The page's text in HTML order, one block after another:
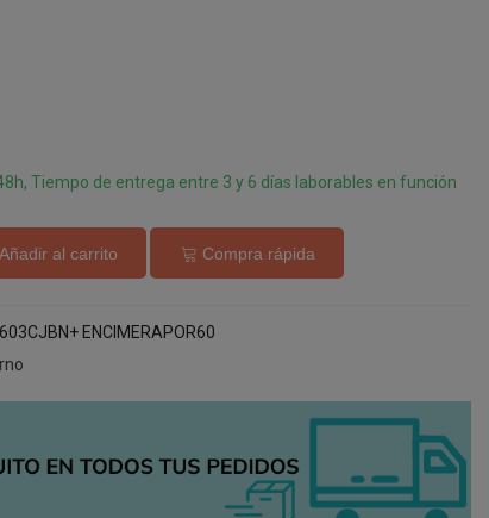
Tiempo de entrega entre 3 y 6 días laborables en función
Añadir al carrito Compra rápida
ENCIMERAPOR60